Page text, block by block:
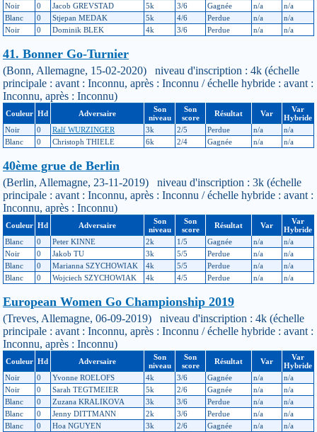
Noir
0 Jacob GREVSTAD 5k 3/6 Gagnée n/a
n/a
Blanc
0 Stjepan MEDAK 5k 4/6 Perdue n/a
n/a
Noir
0 Dominik BLEK 4k 3/6 Perdue n/a n/a
41. Bonner Go-Turnier
(Bonn, Allemagne, 15-02-2020) niveau d'inscription : 4k (échelle
principale : avant : Inconnu, après : Inconnu / échelle hybride : avant :
Inconnu, après : Inconnu)
Couleur Hd Adversaire
Son
niveau
Son
score
Résultat Var
Var
Hybride
Noir
0 Ralf WURZINGER 3k 2/5 Perdue n/a
n/a
Blanc
0 Christoph THIELE 6k 2/4 Gagnée n/a n/a
40ème grue de Berlin
(Berlin, Allemagne, 23-11-2019) niveau d'inscription : 3k (échelle
principale : avant : Inconnu, après : Inconnu / échelle hybride : avant :
Inconnu, après : Inconnu)
Couleur Hd Adversaire
Son
niveau
Son
score
Résultat Var
Var
Hybride
Blanc
0 Peter KINNE 2k 1/5 Gagnée n/a
n/a
Noir
0 Jakob TU 3k 5/5 Perdue n/a
n/a
Blanc
0 Marianna SZYCHOWIAK 4k 5/5 Perdue n/a
n/a
Blanc
0 Wojciech SZYCHOWIAK 4k 4/5 Perdue n/a n/a
European Women Go Championship 2019
(Treves, Allemagne, 06-09-2019) niveau d'inscription : 4k (échelle
principale : avant : Inconnu, après : Inconnu / échelle hybride : avant :
Inconnu, après : Inconnu)
Couleur Hd Adversaire
Son
niveau
Son
score
Résultat Var
Var
Hybride
Noir
0 Yvonne ROELOFS 4k 3/6 Gagnée n/a
n/a
Noir
0 Sarah TEGTMEIER 5k 2/6 Gagnée n/a
n/a
Blanc
0 Zuzana KRALIKOVA 3k 3/6 Perdue n/a
n/a
Blanc
0 Jenny DITTMANN 2k 3/6 Perdue n/a
n/a
Blanc
0 Hoa NGUYEN 3k 2/6 Gagnée n/a
n/a